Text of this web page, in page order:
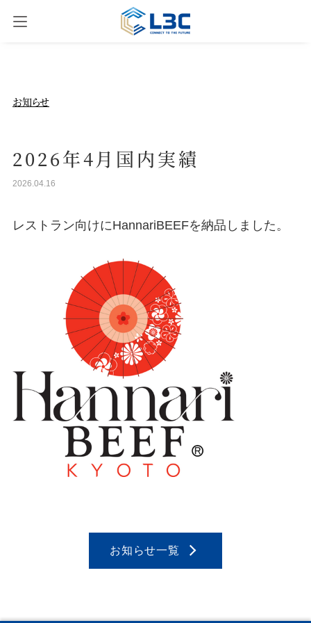
お問合せ
ENG
お知らせ
2026年4月国内実績
2026.04.16
レストラン向けにHannariBEEFを納品しました。
お知らせ一覧